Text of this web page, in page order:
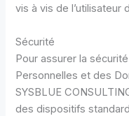
vis à vis de l’utilisateur
Sécurité
Pour assurer la
Personnelles et des
SYSBLUE
des dispositifs